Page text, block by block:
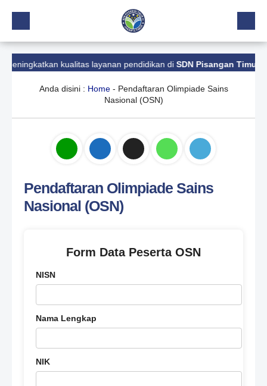
Beranda
Layanan
Pindah Sekolah
UKS
kualitas layanan pendidikan di SDN Pisangan Timur 11
Anda disini : Home- Pendaftaran Olimpiade Sains
Nasional (OSN)
Pendaftaran Olimpiade Sains
Nasional (OSN)
Form Data Peserta OSN
NISN
Nama Lengkap
NIK